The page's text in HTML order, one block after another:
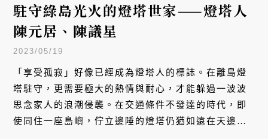
駐守綠島光火的燈塔世家——燈塔人
陳元居、陳議星
2023/05/19
「享受孤寂」好像已經成為燈塔人的標誌。在離島燈
塔駐守，更需要極大的熱情與耐心，才能躲過一波波
思念家人的浪潮侵襲。在交通條件不發達的時代，即
使同住一座島嶼，佇立邊陲的燈塔仍猶如遠在天邊的